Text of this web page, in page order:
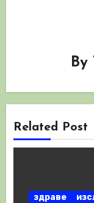
By
Related Post
здраве